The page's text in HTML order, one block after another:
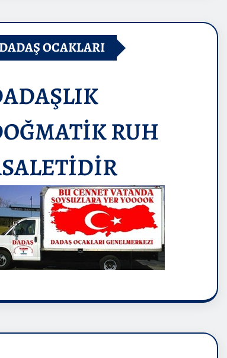
DADAŞ OCAKLARI
RUH